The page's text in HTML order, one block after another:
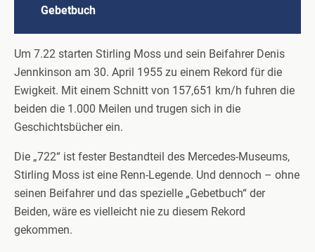
Gebetbuch
Um 7.22 starten Stirling Moss und sein Beifahrer Denis
Jennkinson am 30. April 1955 zu einem Rekord für die
Ewigkeit. Mit einem Schnitt von 157,651 km/h fuhren die
beiden die 1.000 Meilen und trugen sich in die
Geschichtsbücher ein.
Die „722“ ist fester Bestandteil des Mercedes-Museums,
Stirling Moss ist eine Renn-Legende. Und dennoch – ohne
seinen Beifahrer und das spezielle „Gebetbuch“ der
Beiden, wäre es vielleicht nie zu diesem Rekord
gekommen.